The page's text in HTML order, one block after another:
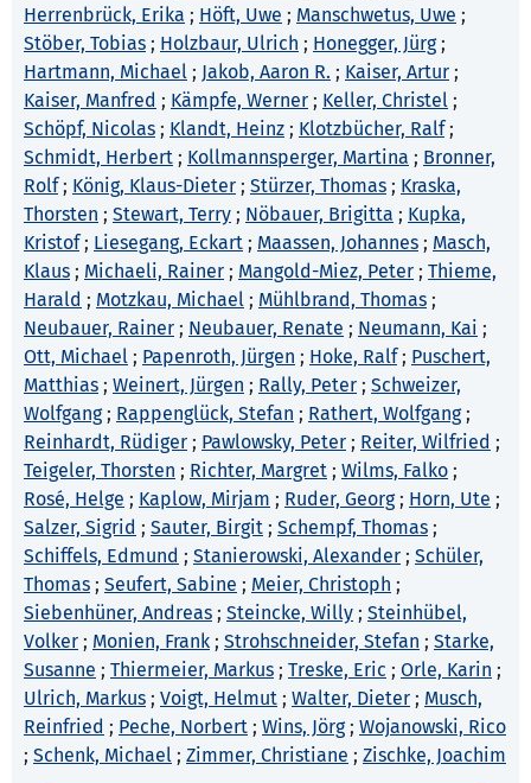
Herrenbrück, Erika ; Höft, Uwe ; Manschwetus, Uwe ;
Stöber, Tobias ; Holzbaur, Ulrich ; Honegger, Jürg;
Hartmann, Michael ; Jakob, Aaron R. ; Kaiser, Artur ;
Kaiser, Manfred ; Kämpfe, Werner ; Keller, Christel ;
Schöpf, Nicolas ; Klandt, Heinz ; Klotzbücher, Ralf;
Schmidt, Herbert ; Kollmannsperger, Martina ; Bronner,
Rolf; König, Klaus-Dieter ; Stürzer, Thomas ; Kraska,
Thorsten ; Stewart, Terry ; Nöbauer, Brigitta ; Kupka,
Kristof; Liesegang, Eckart ; Maassen, Johannes ; Masch,
Klaus ; Michaeli, Rainer ; Mangold-Miez, Peter ; Thieme,
Harald ; Motzkau, Michael ; Mühlbrand, Thomas ;
Neubauer, Rainer ; Neubauer, Renate ; Neumann, Kai ;
Ott, Michael ; Papenroth, Jürgen ; Hoke, Ralf; Puschert,
Matthias ; Weinert, Jürgen ; Rally, Peter ; Schweizer,
Wolfgang; Rappenglück, Stefan ; Rathert, Wolfgang;
Reinhardt, Rüdiger ; Pawlowsky, Peter ; Reiter, Wilfried ;
Teigeler, Thorsten ; Richter, Margret ; Wilms, Falko ;
Rosé, Helge ; Kaplow, Mirjam ; Ruder, Georg; Horn, Ute ;
Salzer, Sigrid ; Sauter, Birgit ; Schempf, Thomas ;
Schiffels, Edmund ; Stanierowski, Alexander ; Schüler,
Thomas ; Seufert, Sabine ; Meier, Christoph ;
Siebenhüner, Andreas ; Steincke, Willy ; Steinhübel,
Volker ; Monien, Frank ; Strohschneider, Stefan ; Starke,
Susanne ; Thiermeier, Markus ; Treske, Eric ; Orle, Karin ;
Ulrich, Markus ; Voigt, Helmut ; Walter, Dieter ; Musch,
Reinfried ; Peche, Norbert ; Wins, Jörg; Wojanowski, Rico
; Schenk, Michael ; Zimmer, Christiane ; Zischke, Joachim